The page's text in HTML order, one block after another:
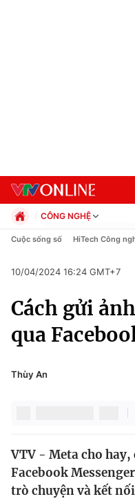
Chính trị
Thế giới
CÔNG NGHỆ
Chính trị
Pháp luật
Thể thao
Truyền hình
Văn hóa - Giải trí
Đời sống
Cuộc sống số HiTech Công
10/04/2024 16:24 GMT+7
Cách gửi
qua
Thùy An
VTV - Meta cho
Facebook
trò chuyện và kết